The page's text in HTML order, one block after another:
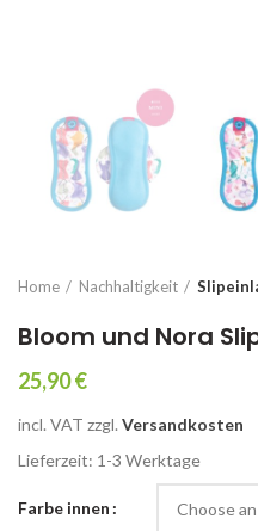
Home Nachhaltigkeit
Bloom und Nora
25,90€
incl. VAT zzgl. Versandkosten
Lieferzeit: 1-3 Werk­ta­ge
Farbe innen